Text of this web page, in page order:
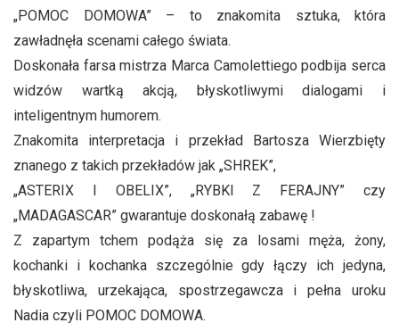
„POMOC DOMOWA” – to znakomita sztuka, która
zawładnęła scenami całego świata.
Doskonała farsa mistrza Marca Camolettiego podbija serca
widzów wartką akcją, błyskotliwymi dialogami i
inteligentnym humorem.
Znakomita interpretacja i przekład Bartosza Wierzbięty
znanego z takich przekładów jak „SHREK”,
„ASTERIX I OBELIX”, „RYBKI Z FERAJNY” czy
„MADAGASCAR” gwarantuje doskonałą zabawę !
Z zapartym tchem podąża się za losami męża, żony,
kochanki i kochanka szczególnie gdy łączy ich jedyna,
błyskotliwa, urzekająca, spostrzegawcza i pełna uroku
Nadia czyli POMOC DOMOWA.